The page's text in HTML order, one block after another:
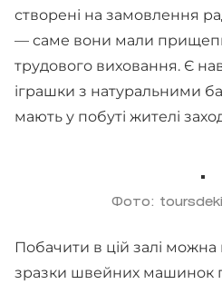
створені на замовлення
— саме вони мали
трудового виховання. Є
іграшки з натуральними
мають у побуті жителі
Фото:
Побачити в цій залі можна
зразки швейних машинок